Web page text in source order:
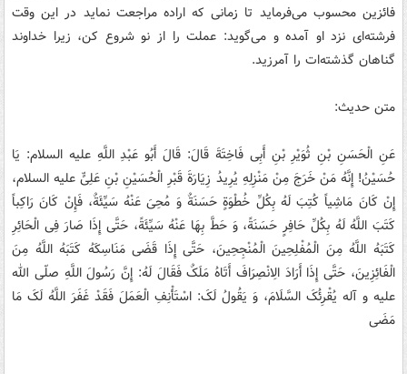
فائزین محسوب می‏‌فرماید تا زمانی که اراده مراجعت نماید در این وقت
فرشته‏‌ای نزد او آمده و می‏‌گوید: عملت را از نو شروع کن، زیرا خداوند
گناهان گذشته‌ات را آمرزید.
متن حدیث:
عَنِ الْحَسَنِ بْنِ ثُوَیْرِ بْنِ أَبِی فَاخِتَةَ قَالَ: قَالَ أَبُو عَبْدِ اللَّهِ علیه السلام: یَا
حُسَیْنُ! إِنَّهُ مَنْ خَرَجَ مِنْ مَنْزِلِهِ یُرِیدُ زِیَارَةَ قَبْرِ الْحُسَیْنِ بْنِ عَلِیٍّ علیه السلام،
إِنْ کَانَ مَاشِیاً کُتِبَ لَهُ بِکُلِّ خُطْوَةٍ حَسَنَةٌ وَ مُحِیَ عَنْهُ سَیِّئَةٌ، فَإِنْ کَانَ رَاکِباً
کَتَبَ اللَّهُ لَهُ بِکُلِّ حَافِرٍ حَسَنَةً، وَ حَطَّ بِهَا عَنْهُ سَیِّئَةً، حَتَّی إِذَا صَارَ فِی الْحَائِرِ
کَتَبَهُ اللَّهُ مِنَ الْمُفْلِحِینَ الْمُنْجِحِینَ، حَتَّی إِذَا قَضَی مَنَاسِکَهُ کَتَبَهُ اللَّهُ مِنَ
الْفَائِزِینَ، حَتَّی إِذَا أَرَادَ الِانْصِرَافَ أَتَاهُ مَلَکٌ فَقَالَ لَهُ: إِنَّ رَسُولَ اللَّهِ صلّی الله
علیه و آله یُقْرِئُکَ السَّلَامَ، وَ یَقُولُ لَکَ: اسْتَأْنِفِ الْعَمَلَ فَقَدْ غَفَرَ اللَّهُ لَکَ مَا
مَضَی‏